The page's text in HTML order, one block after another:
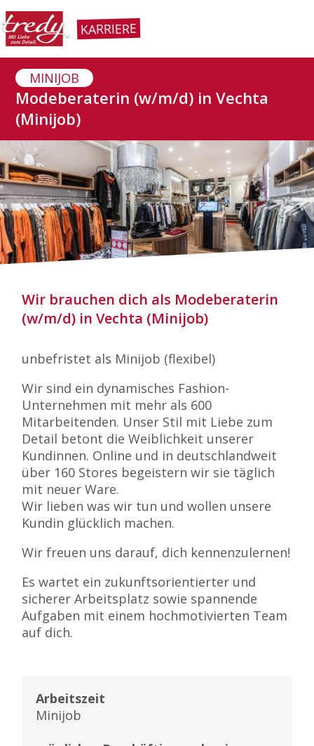
KARRIERE
MINIJOB
Modeberaterin (w/m/d) in Vechta
(Minijob)
Wir brauchen dich als Modeberaterin
(w/m/d) in Vechta (Minijob)
unbefristet als Minijob (flexibel)
Wir sind ein dynamisches Fashion-
Unternehmen mit mehr als 600
Mitarbeitenden. Unser Stil mit Liebe zum
Detail betont die Weiblichkeit unserer
Kundinnen. Online und in deutschlandweit
über 160 Stores begeistern wir sie täglich
mit neuer Ware.
Wir lieben was wir tun und wollen unsere
Kundin glücklich machen.
Wir freuen uns darauf, dich kennenzulernen!
Es wartet ein zukunftsorientierter und
sicherer Arbeitsplatz sowie spannende
Aufgaben mit einem hochmotivierten Team
auf dich.
Arbeitszeit
Minijob